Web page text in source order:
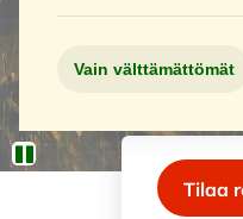
Vain välttämättömät
Tilaa